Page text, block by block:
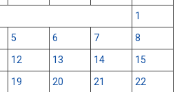
1
5 6 7
8
12 13 14
15
19 20 21
22